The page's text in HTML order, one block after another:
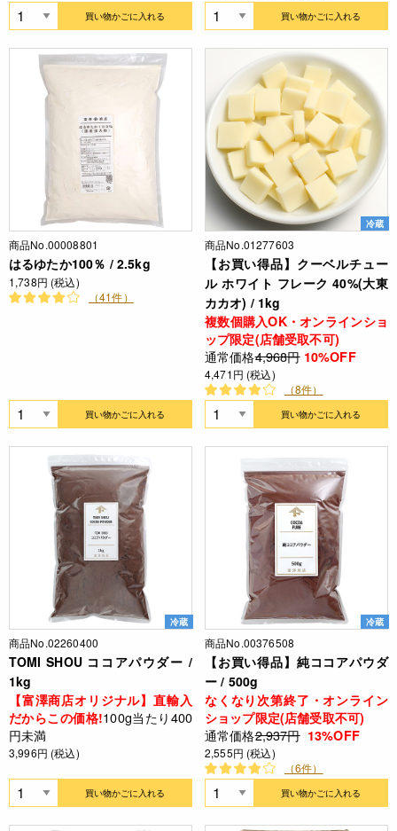
買い物かごに入れる 買い物かごに入れる
商品No.00008801
はるゆたか100％ / 2.5kg
1,738円 (税込)
（41件）
買い物かごに入れる
冷蔵
商品No.01277603
【お買い得品】クーベルチュー
ル ホワイト フレーク 40%(大東
カカオ) / 1kg
複数個購入OK・オンラインショ
ップ限定(店舗受取不可)
通常価格4,968円 10%OFF
4,471円 (税込)
（8件）
買い物かごに入れる
冷蔵
商品No.02260400
TOMI SHOU ココアパウダー /
1kg
【富澤商店オリジナル】直輸入
だからこの価格!100g当たり400
円未満
3,996円 (税込)
買い物かごに入れる
冷蔵
商品No.00376508
【お買い得品】純ココアパウダ
ー / 500g
なくなり次第終了・オンライン
ショップ限定(店舗受取不可)
通常価格2,937円 13%OFF
2,555円 (税込)
（6件）
買い物かごに入れる